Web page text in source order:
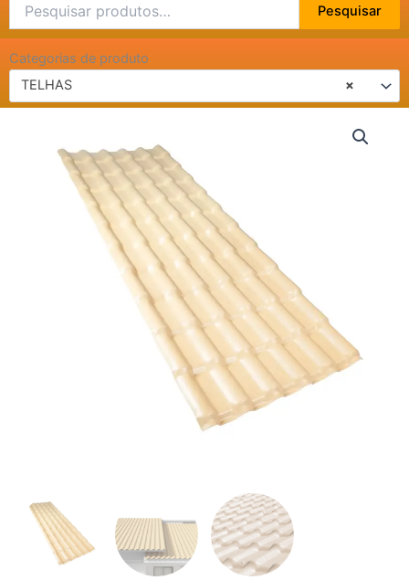
por:
Pesquisar
Categorias de produto
×
TELHAS
3,30X0,88
PRECONVC
quantidade